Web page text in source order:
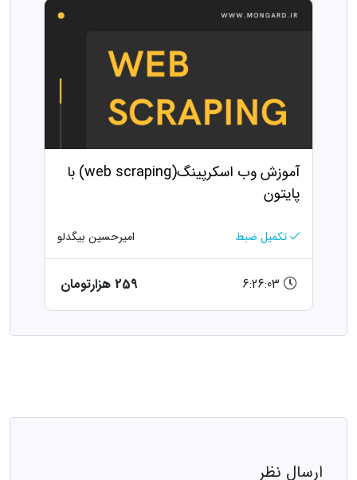
آموزش وب اسکرپینگ(web scraping) با
پایتون
تکمیل ضبط امیرحسین بیگدلو
259 هزارتومان
ارسال نظر